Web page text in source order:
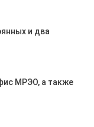
и два
МРЭО, а также